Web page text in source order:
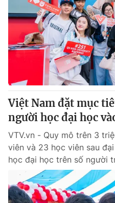
Sản phẩm
Thị trường
Tư vấn
Giao lưu trực tuyến
Lịch phát sóng
Chuyên mục khác
Emagazine
Photo
Video
VTV Money
Việt Nam đặt mục
người học đại học
VTV.vn - Quy mô trên 3
viên và 23 học viên sau
học đại học trên số người